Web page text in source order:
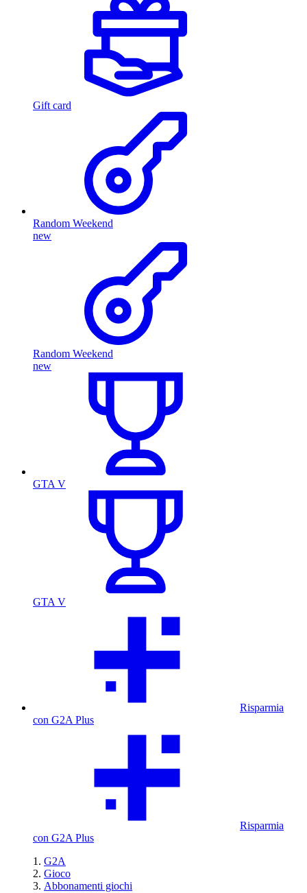
Gift card
Random Weekend
new
Random Weekend
new
GTA V
GTA V
Risparmia
con G2A Plus
Risparmia
con G2A Plus
G2A
Gioco
Abbonamenti giochi